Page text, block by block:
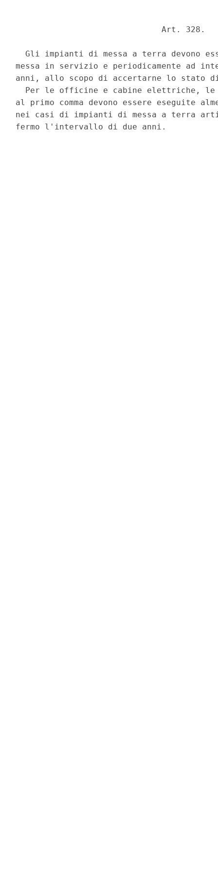
                              Art. 328.
Gli impianti di messa a terra devono
messa in servizio e periodicamente ad
anni, allo scopo di accertarne lo stato
Per le officine e cabine elettriche,
al primo comma devono essere eseguite
nei casi di impianti di messa a terra